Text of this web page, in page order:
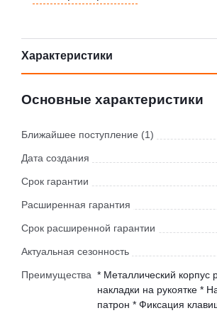
Характеристики
Основные характеристики
Ближайшее поступление (1)
Дата создания
Срок гарантии
Расширенная гарантия
Срок расширенной гарантии
Актуальная сезонность
Преимущества * Металлический корпус
накладки на рукоятке *
патрон * Фиксация